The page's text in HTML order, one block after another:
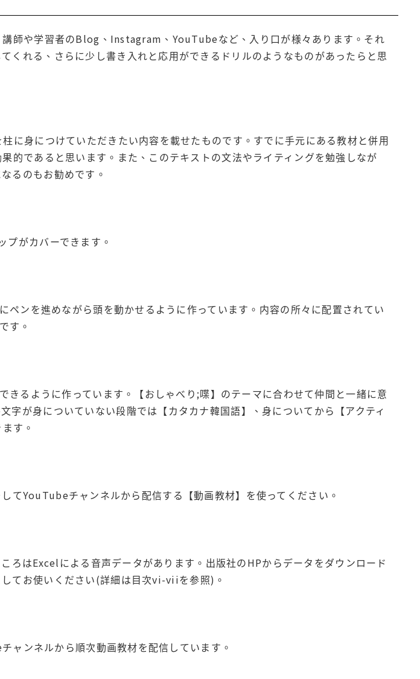
師や学習者のBlog、Instagram、YouTubeなど、入り口が様々あります。それ
くれる、さらに少し書き入れと応用ができるドリルのようなものがあったらと思
に身につけていただきたい内容を載せたものです。すでに手元にある教材と併用
的であると思います。また、このテキストの文法やライティングを勉強しなが
るのもお勧めです。
プがカバーできます。
ペンを進めながら頭を動かせるように作っています。内容の所々に配置されてい
す。
きるように作っています。【おしゃべり;喋】のテーマに合わせて仲間と一緒に意
字が身についていない段階では【カタカナ韓国語】、身についてから【アクティ
す。
てYouTubeチャンネルから配信する【動画教材】を使ってください。
ろはExcelによる音声データがあります。出版社のHPからデータをダウンロード
てお使いください(詳細は目次vi-viiを参照)。
ャンネルから順次動画教材を配信しています。